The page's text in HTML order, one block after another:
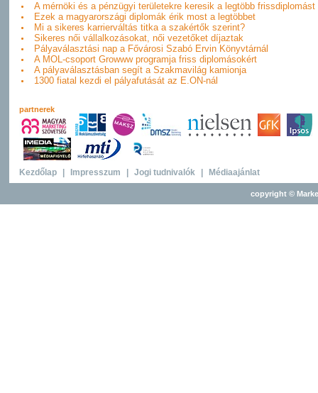
A mérnöki és a pénzügyi területekre keresik a legtöbb frissdiplomást
Ezek a magyarországi diplomák érik most a legtöbbet
Mi a sikeres karrierváltás titka a szakértők szerint?
Sikeres női vállalkozásokat, női vezetőket díjaztak
Pályaválasztási nap a Fővárosi Szabó Ervin Könyvtárnál
A MOL-csoport Growww programja friss diplomásokért
A pályaválasztásban segít a Szakmavilág kamionja
1300 fiatal kezdi el pályafutását az E.ON-nál
partnerek
Kezdőlap Impresszum Jogi tudnivalók Médiaajánlat
copyright ©